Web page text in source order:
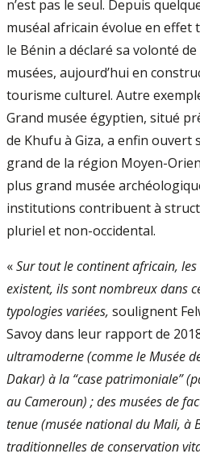
n’est pas le seul. Depuis
muséal africain évolue en effet
le Bénin a déclaré sa volonté
musées, aujourd’hui en
tourisme culturel. Autre
Grand musée égyptien, situé
de Khufu à Giza, a enfin ouvert
grand de la région Moyen-
plus grand musée
institutions contribuent à
pluriel et non-occidental.
«Sur tout le continent africain,
existent, ils sont nombreux dans
typologies variées, soulignent
Savoy dans leur rapport de
ultramoderne (comme le Musée
Dakar) à la “case patrimoniale”
au Cameroun) ; des musées de
tenue (musée national du Mali, à
traditionnelles de conservation